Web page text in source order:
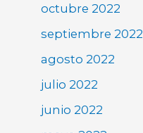
octubre 2022
septiembre 2022
agosto 2022
julio 2022
junio 2022